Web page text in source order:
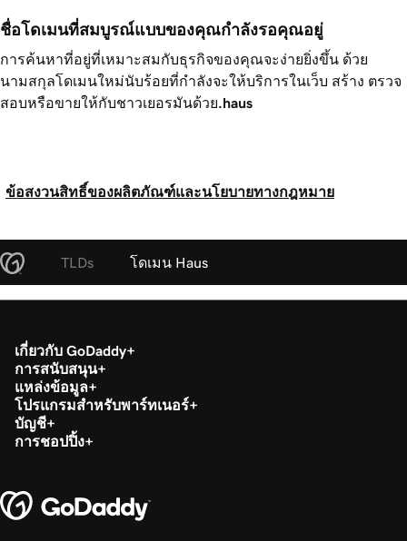
ชื่อโดเมนที่สมบูรณ์แบบของคุณกำลังรอคุณอยู่
การค้นหาที่อยู่ที่เหมาะสมกับธุรกิจของคุณจะง่ายยิ่งขึ้น ด้วย
นามสกุลโดเมนใหม่นับร้อยที่กำลังจะให้บริการในเว็บ สร้าง ตรวจ
สอบหรือขายให้กับชาวเยอรมันด้วย.haus
ข้อสงวนสิทธิ์ของผลิตภัณฑ์และนโยบายทางกฎหมาย
TLDs โดเมน Haus
เกี่ยวกับ GoDaddy
การสนับสนุน
แหล่งข้อมูล
โปรแกรมสำหรับพาร์ทเนอร์
บัญชี
การชอปปิ้ง